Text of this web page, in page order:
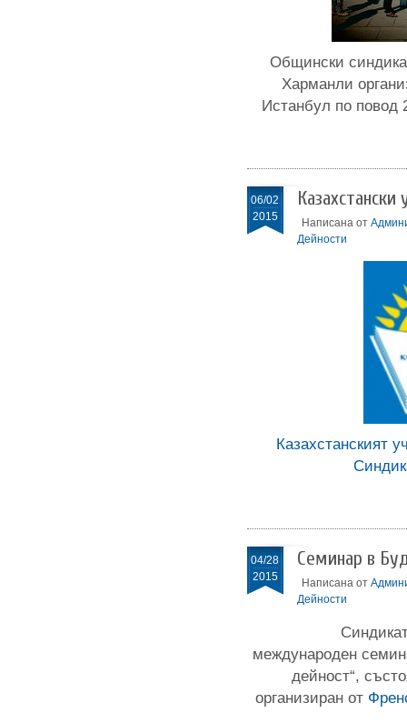
Общински
Харманли
Истанбул по повод
06/02
2015
Казахстански
Написана от
Дейности
Казахстанският
04/28
2015
Семинар в
Написана от
Дейности
международен
дейност“,
организиран от